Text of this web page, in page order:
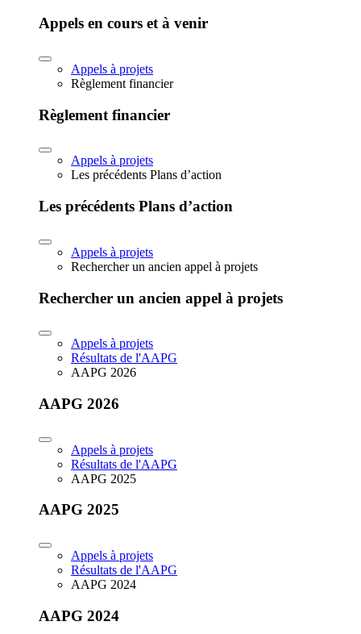
Appels en cours et à venir
Appels à projets
Règlement financier
Règlement financier
Appels à projets
Les précédents Plans d’action
Les précédents Plans d’action
Appels à projets
Rechercher un ancien appel à projets
Rechercher un ancien appel à projets
Appels à projets
Résultats de l'AAPG
AAPG 2026
AAPG 2026
Appels à projets
Résultats de l'AAPG
AAPG 2025
AAPG 2025
Appels à projets
Résultats de l'AAPG
AAPG 2024
AAPG 2024